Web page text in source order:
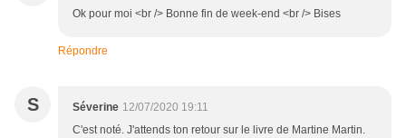
Ok pour moi <br /> Bonne fin de week-end <br /> Bises
Répondre
S Séverine 12/07/2020 19:11
C'est noté. J'attends ton retour sur le livre de Martine Martin.